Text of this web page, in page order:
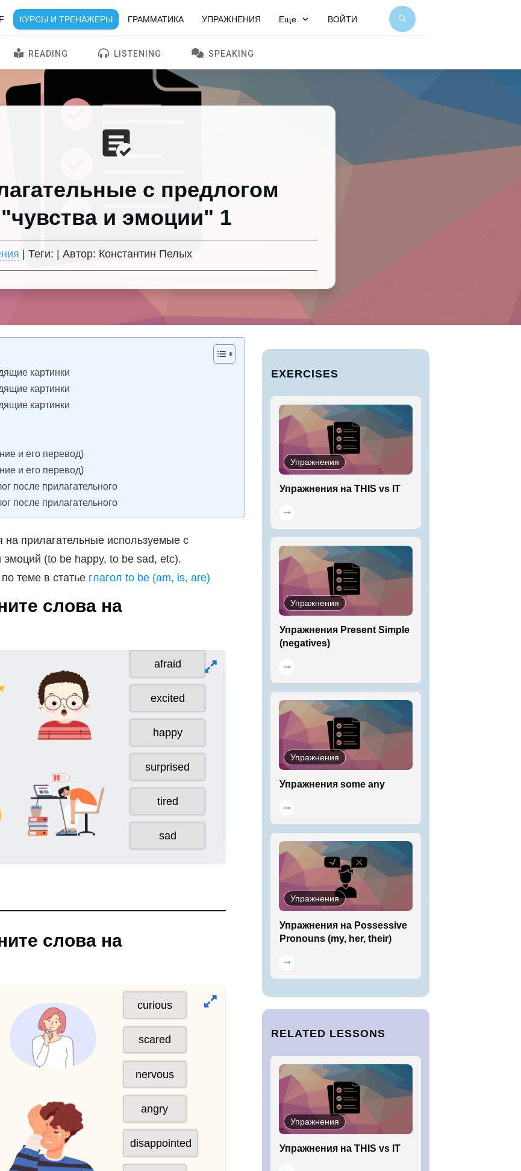
КУРСЫ И ТРЕНАЖЕРЫ ГРАММАТИКА УПРАЖНЕНИЯ Еще ВОЙТИ
READING LISTENING SPEAKING
с предлогом
"чувства и эмоции" 1
| Теги: | Автор: Константин Пелых
картинки
картинки
картинки
и его перевод)
и его перевод)
после прилагательного
после прилагательного
прилагательные используемые с
(to be happy, to be sad, etc).
теме в статье глагол to be (am, is, are)
слова на
слова на
EXERCISES
Упражнения
Упражнения на THIS vs IT
Упражнения
Упражнения Present Simple
(negatives)
Упражнения
Упражнения some any
Упражнения
Упражнения на Possessive
Pronouns (my, her, their)
RELATED LESSONS
Упражнения
Упражнения на THIS vs IT